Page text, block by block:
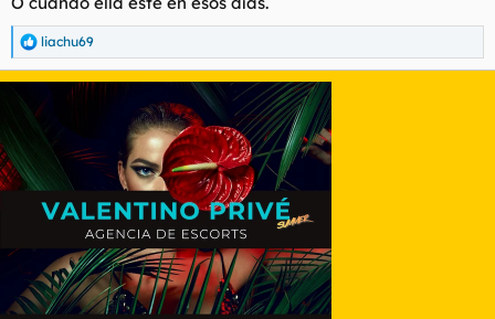
R
e
a
o
n
e
liachu69